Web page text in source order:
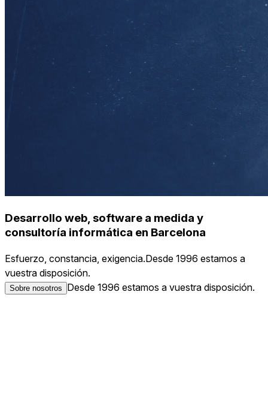
Desarrollo web, software a medida y
consultoría informática en Barcelona
Esfuerzo, constancia, exigencia.Desde 1996 estamos a
vuestra disposición.
Sobre nosotros Desde 1996 estamos a vuestra disposición.